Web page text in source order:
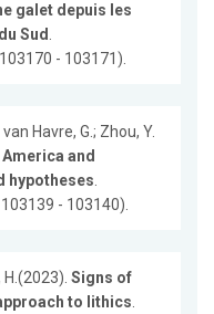
galet depuis les
Sud.
- 103171).
Havre, G.; Zhou, Y.
and
hypotheses.
- 103140).
H.(2023). Signs of
to lithics.